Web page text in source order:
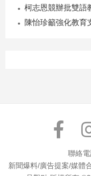
術
／
動
陳怡珍籲強化教
聯絡
新聞爆料/廣告提案/媒體